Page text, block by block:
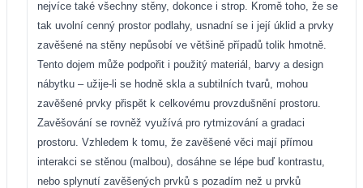
nejvíce také všechny stěny, dokonce i strop. Kromě toho, že se
tak uvolní cenný prostor podlahy, usnadní se i její úklid a prvky
zavěšené na stěny nepůsobí ve většině případů tolik hmotně.
Tento dojem může podpořit i použitý materiál, barvy a design
nábytku – užije-li se hodně skla a subtilních tvarů, mohou
zavěšené prvky přispět k celkovému provzdušnění prostoru.
Zavěšování se rovněž využívá pro rytmizování a gradaci
prostoru. Vzhledem k tomu, že zavěšené věci mají přímou
interakci se stěnou (malbou), dosáhne se lépe buď kontrastu,
nebo splynutí zavěšených prvků s pozadím než u prvků